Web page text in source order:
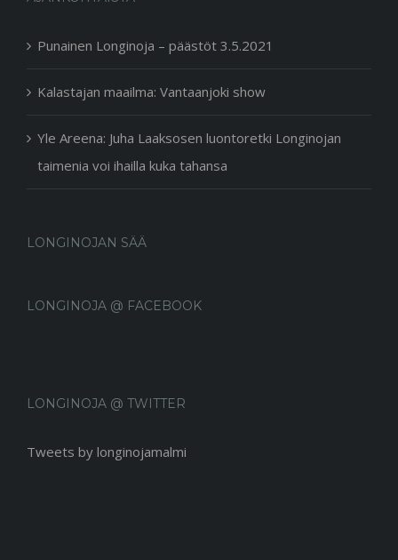
Punainen Longinoja – päästöt 3.5.2021
Kalastajan maailma: Vantaanjoki show
Yle Areena: Juha Laaksosen luontoretki Longinojan
taimenia voi ihailla kuka tahansa
LONGINOJAN SÄÄ
LONGINOJA @ FACEBOOK
LONGINOJA @ TWITTER
Tweets by longinojamalmi